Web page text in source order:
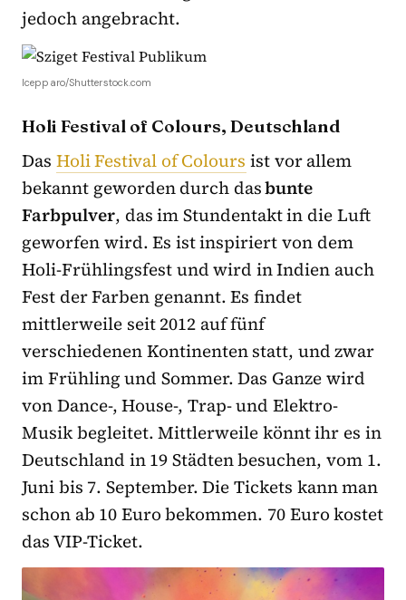
jedoch angebracht.
lcepparo/Shutterstock.com
Holi Festival of Colours, Deutschland
Das Holi Festival of Colours ist vor allem
bekannt geworden durch dasbunte
Farbpulver, das im Stundentakt in die Luft
geworfen wird. Es ist inspiriert von dem
Holi-Frühlingsfest und wird in Indien auch
Fest der Farben genannt. Es findet
mittlerweile seit 2012 auf fünf
verschiedenen Kontinenten statt, und zwar
im Frühling und Sommer. Das Ganze wird
von Dance-, House-, Trap- und Elektro-
Musik begleitet. Mittlerweile könnt ihr es in
Deutschland in 19 Städten besuchen, vom 1.
Juni bis 7. September. Die Tickets kann man
schon ab 10 Euro bekommen. 70 Euro kostet
das VIP-Ticket.